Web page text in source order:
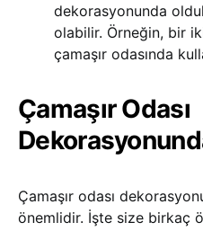
dekorasyonunda
olabilir. Örneğin, bir
çamaşır odasında
Çamaşır Odası
Çamaşır odası
önemlidir. İşte size birkaç